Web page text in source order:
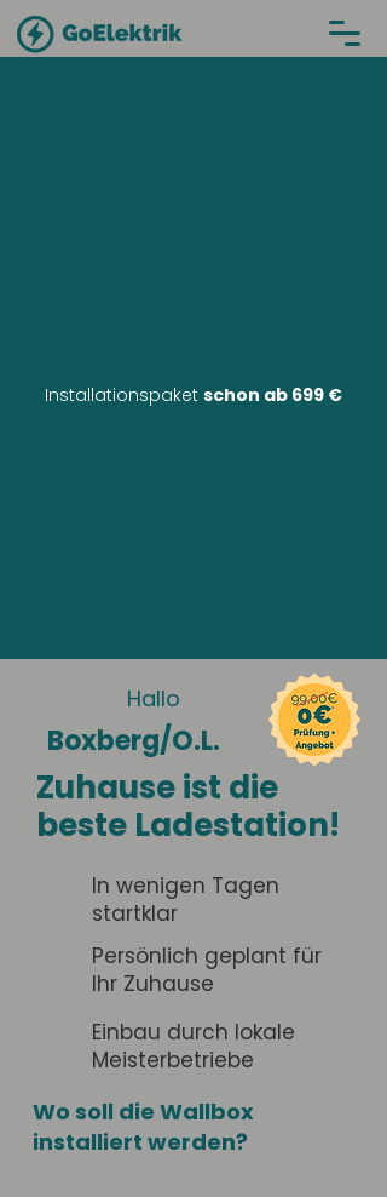
Installationspaket schon ab 699 €
Hallo
Boxberg/O.L.
Zuhause ist die
beste Ladestation!
In wenigen Tagen
startklar
Persönlich geplant für
Ihr Zuhause
Einbau durch lokale
Meisterbetriebe
Wo soll die Wallbox
installiert werden?